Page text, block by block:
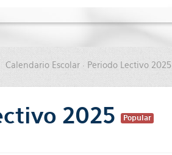
Calendario Escolar · Periodo Lectivo 2025
2025 Popular